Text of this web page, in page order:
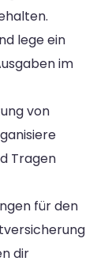
lege ein
im
von
Tragen
für den
dir